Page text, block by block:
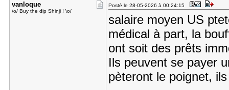
vanloque
\o/ Buy the dip Shinji ! \o/
Posté le 28-05-2026 à 00:24:15
salaire moyen US
médical à part, la
ont soit des prêts
Ils peuvent se payer
pèteront le poignet,